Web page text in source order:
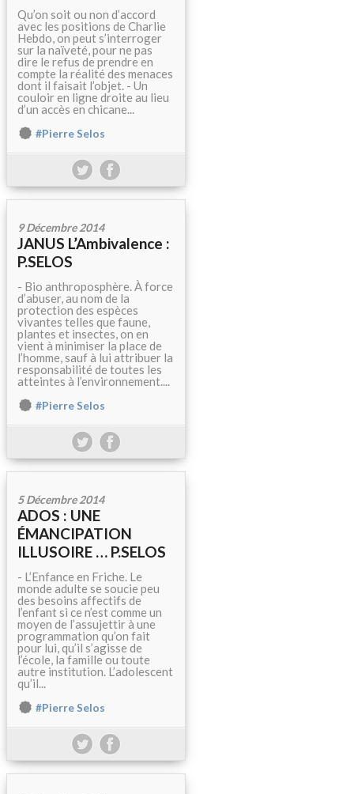
Qu’on soit ou non d’accord
avec les positions de Charlie
Hebdo, on peut s’interroger
sur la naïveté, pour ne pas
dire le refus de prendre en
compte la réalité des menaces
dont il faisait l’objet. - Un
couloir en ligne droite au lieu
d’un accès en chicane...
#Pierre Selos
9 Décembre 2014
JANUS L’Ambivalence :
P.SELOS
- Bio anthroposphère. À force
d’abuser, au nom de la
protection des espèces
vivantes telles que faune,
plantes et insectes, on en
vient à minimiser la place de
l’homme, sauf à lui attribuer la
responsabilité de toutes les
atteintes à l’environnement....
#Pierre Selos
5 Décembre 2014
ADOS : UNE
ÉMANCIPATION
ILLUSOIRE … P.SELOS
- L’Enfance en Friche. Le
monde adulte se soucie peu
des besoins affectifs de
l’enfant si ce n’est comme un
moyen de l’assujettir à une
programmation qu’on fait
pour lui, qu’il s’agisse de
l’école, la famille ou toute
autre institution. L’adolescent
qu’il...
#Pierre Selos